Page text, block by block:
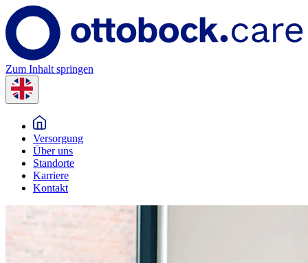
Zum Inhalt springen
Versorgung
Über uns
Standorte
Karriere
Kontakt